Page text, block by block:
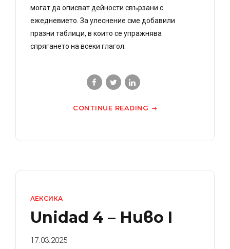
могат да описват дейности свързани с
ежедневието. За улеснение сме добавили
празни таблици, в които се упражнява
спрягането на всеки глагол.
CONTINUE READING
ЛЕКСИКА
Unidad 4 – Ниво I
17.03.2025